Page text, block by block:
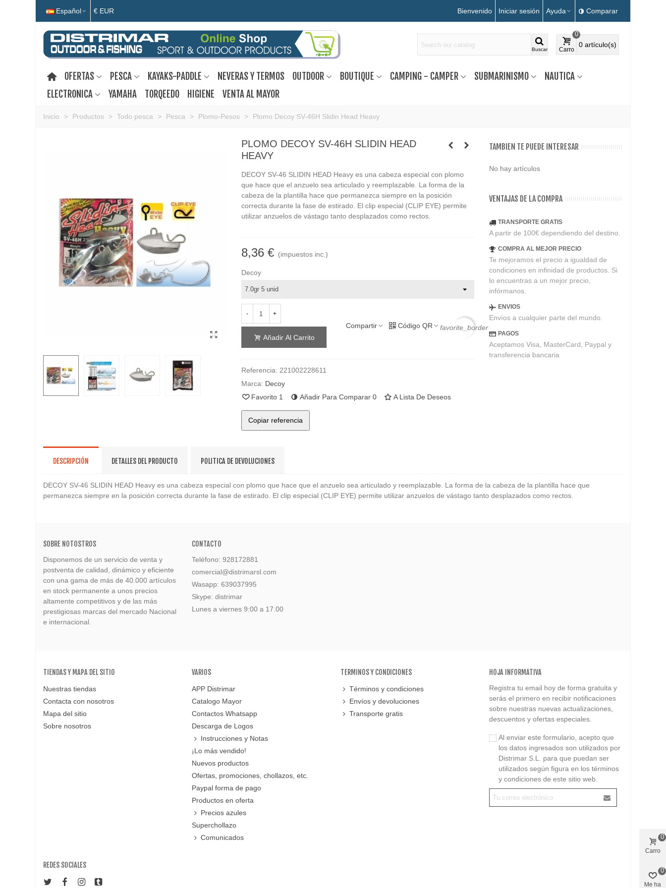
Español € EUR Bienvenido Iniciar sesión Ayuda Comparar
Buscar Carro
0
0 artículo(s)
OFERTAS PESCA KAYAKS-PADDLE NEVERAS Y TERMOS OUTDOOR BOUTIQUE CAMPING - CAMPER SUBMARINISMO
NAUTICA
ELECTRONICA
YAMAHA TORQEEDO HIGIENE VENTA AL MAYOR
Inicio > Productos > Todo pesca > Pesca > Plomo-Pesos > Plomo Decoy SV-46H Slidin Head Heavy
PLOMO DECOY SV-46H SLIDIN HEAD
HEAVY
DECOY SV-46 SLIDIN HEAD Heavy es una cabeza especial con plomo
que hace que el anzuelo sea articulado y reemplazable. La forma de la
cabeza de la plantilla hace que permanezca siempre en la posición
correcta durante la fase de estirado. El clip especial (CLIP EYE) permite
utilizar anzuelos de vástago tanto desplazados como rectos.
8,36 € (impuestos inc.)
Decoy
- +
Añadir Al Carrito
Compartir Código QR favorite_border
Referencia: 221002228611
Marca: Decoy
Favorito 1 Añadir Para Comparar 0 A Lista De Deseos
Copiar referencia
TAMBIEN TE PUEDE INTERESAR
No hay artículos
VENTAJAS DE LA COMPRA
TRANSPORTE GRATIS
A partir de 100€ dependiendo del destino.
COMPRA AL MEJOR PRECIO
Te mejoramos el precio a igualdad de
condiciones en infinidad de productos. Si
lo encuentras a un mejor precio,
infórmanos.
ENVIOS
Envíos a cualquier parte del mundo.
PAGOS
Aceptamos Visa, MasterCard, Paypal y
transferencia bancaria
DESCRIPCIÓN DETALLES DEL PRODUCTO POLITICA DE DEVOLUCIONES
DECOY SV-46 SLIDIN HEAD Heavy es una cabeza especial con plomo que hace que el anzuelo sea articulado y reemplazable. La forma de la cabeza de la plantilla hace que
permanezca siempre en la posición correcta durante la fase de estirado. El clip especial (CLIP EYE) permite utilizar anzuelos de vástago tanto desplazados como rectos.
SOBRE NOTOSTROS
Disponemos de un servicio de venta y
postventa de calidad, dinámico y eficiente
con una gama de más de 40.000 artículos
en stock permanente a unos precios
altamente competitivos y de las más
prestigiosas marcas del mercado Nacional
e internacional.
CONTACTO
Teléfono: 928172881
comercial@distrimarsl.com
Wasapp: 639037995
Skype: distrimar
Lunes a viernes 9:00 a 17.00
TIENDAS Y MAPA DEL SITIO
Nuestras tiendas
Contacta con nosotros
Mapa del sitio
Sobre nosotros
VARIOS
APP Distrimar
Catalogo Mayor
Contactos Whatsapp
Descarga de Logos
Instrucciones y Notas
¡Lo más vendido!
Nuevos productos
Ofertas, promociones, chollazos, etc.
Paypal forma de pago
Productos en oferta
Precios azules
Superchollazo
Comunicados
TERMINOS Y CONDICIONES
Términos y condiciones
Envíos y devoluciones
Transporte gratis
HOJA INFORMATIVA
Registra tu email hoy de forma gratuita y
serás el primero en recibir notificaciones
sobre nuestras nuevas actualizaciones,
descuentos y ofertas especiales.
Al enviar este formulario, acepto que
los datos ingresados son utilizados por
Distrimar S.L. para que puedan ser
utilizados según figura en los términos
y condiciones de este sitio web.
REDES SOCIALES
Carro
0
Me ha
0